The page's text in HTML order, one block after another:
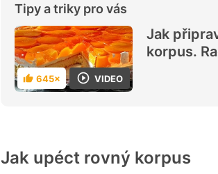
Tipy a triky pro vás
VIDEO
H
o
í
645×
Jak
korpus.
Jak upéct rovný korpus